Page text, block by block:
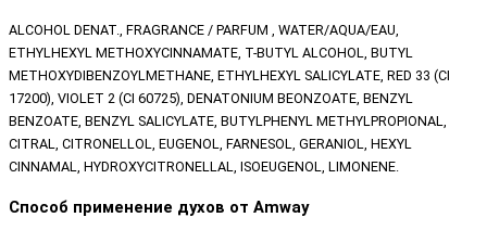
ALCOHOL DENAT., FRAGRANCE / PARFUM , WATER/AQUA/EAU,
ETHYLHEXYL METHOXYCINNAMATE, T-BUTYL ALCOHOL, BUTYL
METHOXYDIBENZOYLMETHANE, ETHYLHEXYL SALICYLATE, RED 33 (CI
17200), VIOLET 2 (CI 60725), DENATONIUM BEONZOATE, BENZYL
BENZOATE, BENZYL SALICYLATE, BUTYLPHENYL METHYLPROPIONAL,
CITRAL, CITRONELLOL, EUGENOL, FARNESOL, GERANIOL, HEXYL
CINNAMAL, HYDROXYCITRONELLAL, ISOEUGENOL, LIMONENE.
Способ применение духов от Amway